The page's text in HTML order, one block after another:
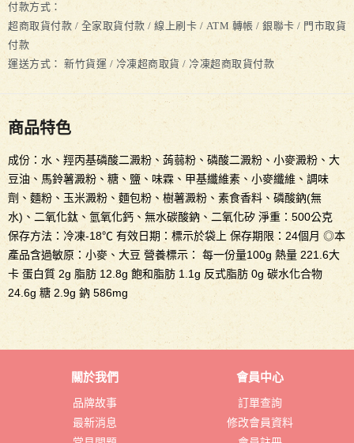
付款方式：
超商取貨付款 / 全家取貨付款 / 線上刷卡 / ATM 轉帳 / 銀聯卡 / 門市取貨
付款
運送方式： 新竹貨運 / 冷凍超商取貨 / 冷凍超商取貨付款
商品特色
成份：水、羥丙基磷酸二澱粉、蒟蒻粉、磷酸二澱粉、小麥澱粉、大
豆油、馬鈴薯澱粉、糖、鹽、味霖、甲基纖維素、小麥纖維、調味
劑、麵粉、玉米澱粉、麵包粉、樹薯澱粉、素食香料、磷酸鈉(無
水)、二氧化鈦、氫氧化鈣、無水碳酸鈉、二氧化矽 淨重：500公克
保存方法：冷凍-18℃ 有效日期：標示於袋上 保存期限：24個月 ◎本
產品含過敏原：小麥、大豆 營養標示： 每一份量100g 熱量 221.6大
卡 蛋白質 2g 脂肪 12.8g 飽和脂肪 1.1g 反式脂肪 0g 碳水化合物
24.6g 糖 2.9g 鈉 586mg
關於我們
品牌故事
最新消息
會員中心
訂單查詢
修改會員資料